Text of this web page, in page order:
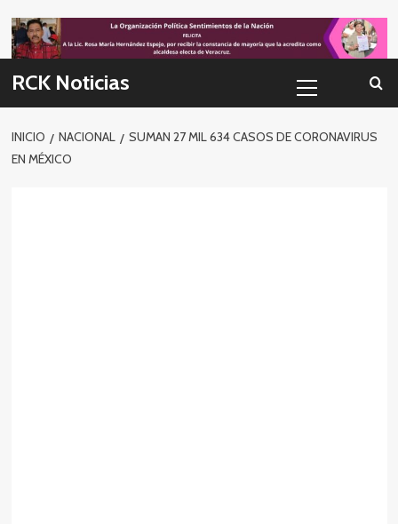
to
content
RCK Noticias
primario
INICIO NACIONAL
SUMAN 27 MIL 634 CASOS DE CORONAVIRUS
EN MÉXICO